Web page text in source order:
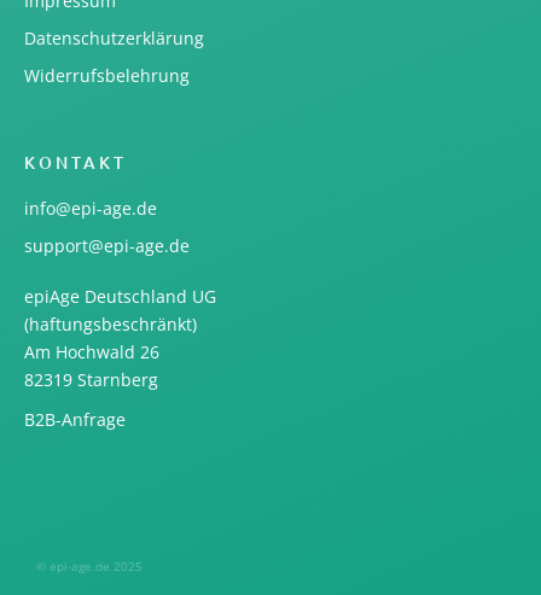
Datenschutzerklärung
Widerrufsbelehrung
KONTAKT
info@epi-age.de
support@epi-age.de
epiAge Deutschland UG
(haftungsbeschränkt)
Am Hochwald 26
82319 Starnberg
B2B-Anfrage
© epi-age.de 2025